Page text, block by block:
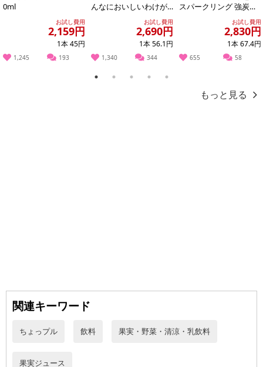
あらかじめご了承いただいた上でお申込みください。なお、本理由
によるお申込み後のキャンセル・返品交換は対応いたしかねます。
【お支払いについて】
※お支払い方法は、電話料金合算払い、クレジットカード払い、dポ
【配送伝票番号について】
※こちらの商品については商品の発送完了後、
配送伝票番号がマイページに表示されない場合もございます。予
0ml
お試し費用
2,159円
1本 45円
1,245 193
んなにおいしいわけが
お試し費用
2,690円
1本 56.1円
1,340 344
スパークリング 強炭酸
水 500ml ラベルレスお試し費用
2,830円
1本 67.4円
655 58
1 2 3 4 5
もっと見る
関連キーワード
ちょっプル 飲料 果実・野菜・清涼・乳飲料
果実ジュース